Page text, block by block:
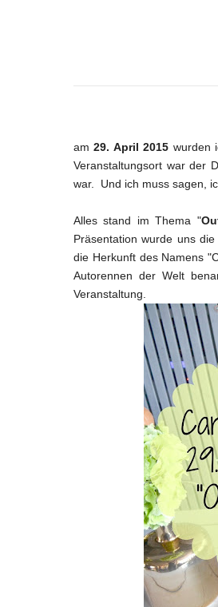
am29. April 2015 wurden
Veranstaltungsort war der
war. Und ich muss sagen,
Alles stand im Thema "
Präsentation wurde uns
die Herkunft des Namens
Autorennen der Welt
Veranstaltung.